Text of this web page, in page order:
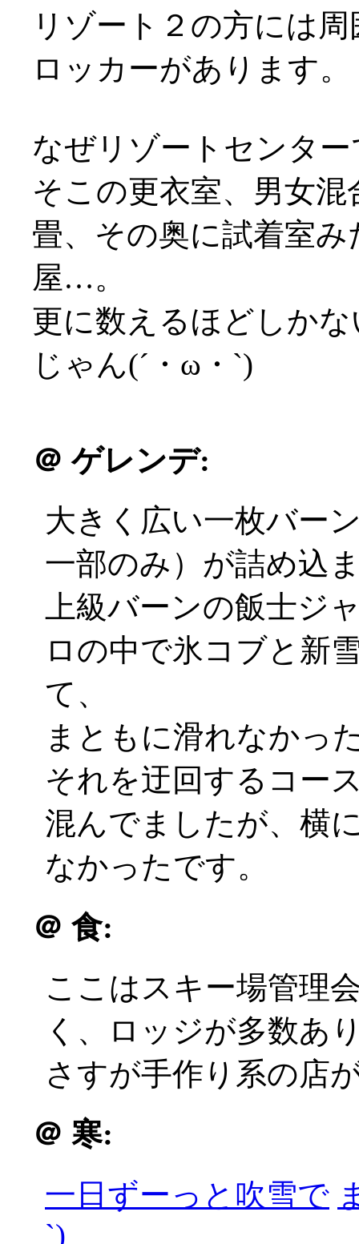
リゾート２の方には
ロッカーがあります。
なぜリゾートセンタ
そこの更衣室、男女
畳、その奥に試着室
屋…。
更に数えるほどしか
じゃん(´・ω・`)
＠ ゲレンデ:
大きく広い一枚バー
一部のみ）が詰め込
上級バーンの飯士ジ
ロの中で氷コブと新
て、
まともに滑れなかっ
それを迂回するコー
混んでましたが、横
なかったです。
＠ 食:
ここはスキー場管理
く、ロッジが多数あ
さすが手作り系の店
＠ 寒:
一日ずーっと吹雪で
`)